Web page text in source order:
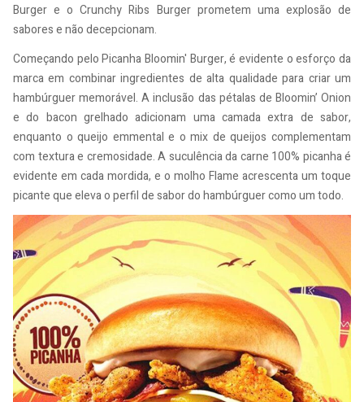
Burger e o Crunchy Ribs Burger prometem uma explosão de
sabores e não decepcionam.
Começando pelo Picanha Bloomin' Burger, é evidente o esforço da
marca em combinar ingredientes de alta qualidade para criar um
hambúrguer memorável. A inclusão das pétalas de Bloomin’ Onion
e do bacon grelhado adicionam uma camada extra de sabor,
enquanto o queijo emmental e o mix de queijos complementam
com textura e cremosidade. A suculência da carne 100% picanha é
evidente em cada mordida, e o molho Flame acrescenta um toque
picante que eleva o perfil de sabor do hambúrguer como um todo.